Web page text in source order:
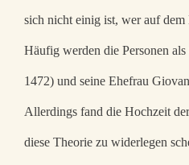
sich nicht einig ist, wer auf dem
Häufig werden die Personen
1472) und seine Ehefrau
Allerdings fand die Hochzeit
diese Theorie zu widerlegen